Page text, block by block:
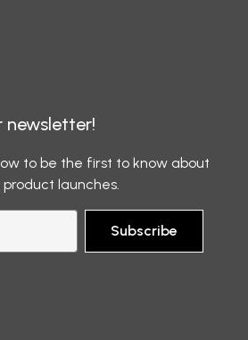
newsletter!
to be the first to know about
launches.
Subscribe